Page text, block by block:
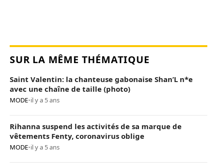
SUR LA MÊME THÉMATIQUE
Saint Valentin: la chanteuse gabonaise Shan’L n*e
avec une chaîne de taille (photo)
MODE•il y a 5 ans
Rihanna suspend les activités de sa marque de
vêtements Fenty, coronavirus oblige
MODE•il y a 5 ans